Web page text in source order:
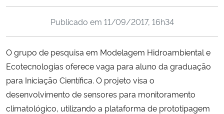
Ministério da Cidadania
Ministério da Saúde
Ministério de Minas e Energia
Publicado em 11/09/2017, 16h34
O grupo de pesquisa em Modelagem Hidroambiental e
Ecotecnologias oferece vaga para aluno da graduação
para Iniciação Científica. O projeto visa o
desenvolvimento de sensores para monitoramento
climatológico, utilizando a plataforma de prototipagem